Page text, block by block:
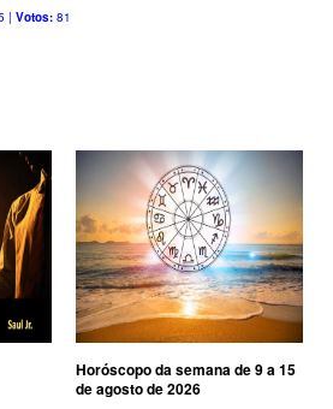
| Votos:81
Horóscopo da semana de 9 a 15
de agosto de 2026